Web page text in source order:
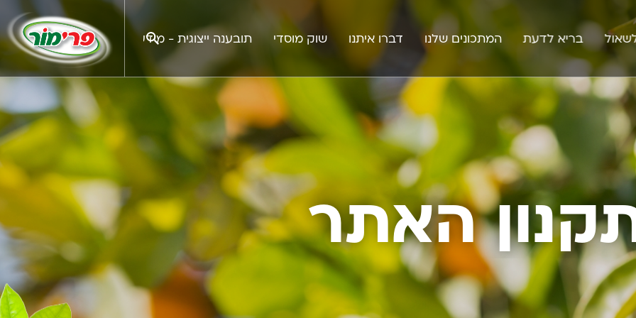
בריא לדעת המתכונים שלנו דברו איתנו שוק מוסדי תובענה ייצוגית - מידע לציבור
האתר